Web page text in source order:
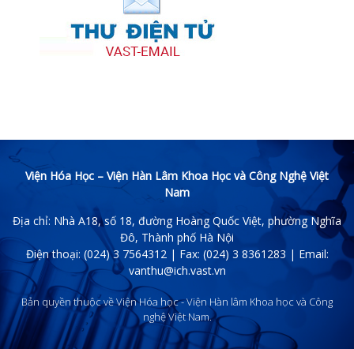
Viện Hóa Học – Viện Hàn Lâm Khoa Học và Công Nghệ Việt
Nam
Địa chỉ: Nhà A18, số 18, đường Hoàng Quốc Việt, phường Nghĩa
Đô, Thành phố Hà Nội
Điện thoại: (024) 3 7564312 | Fax: (024) 3 8361283 | Email:
vanthu@ich.vast.vn
Bản quyền thuộc về Viện Hóa học - Viện Hàn lâm Khoa học và Công
nghệ Việt Nam.